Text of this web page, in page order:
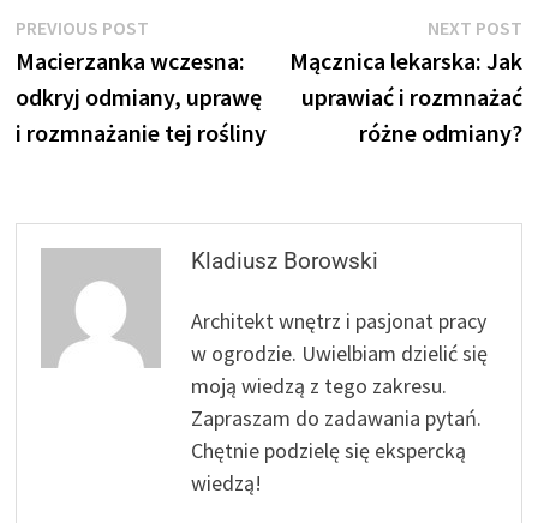
Nawigacja
wpisu
PREVIOUS POST
post:
Macierzanka wczesna:
odkryj odmiany, uprawę
i rozmnażanie tej rośliny
NEXT POST
Mącznica lekarska: Jak
uprawiać i rozmnażać
różne odmiany?
Kladiusz Borowski
Architekt wnętrz i pasjonat pracy
w ogrodzie. Uwielbiam dzielić się
moją wiedzą z tego zakresu.
Zapraszam do zadawania pytań.
Chętnie podzielę się ekspercką
wiedzą!